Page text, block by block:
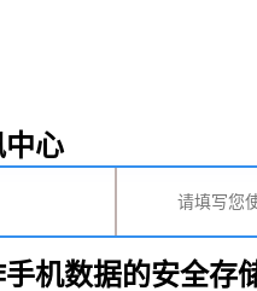
心
机数据的安全存